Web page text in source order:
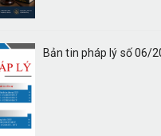
Bản tin pháp lý số 06/